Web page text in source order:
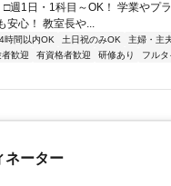
週1日・1科目～OK！ 学業やプ
安心！ 教室長や...
時間以内OK 土日祝のみOK 主婦・主
歓迎 有資格者歓迎 研修あり フル
ネーター